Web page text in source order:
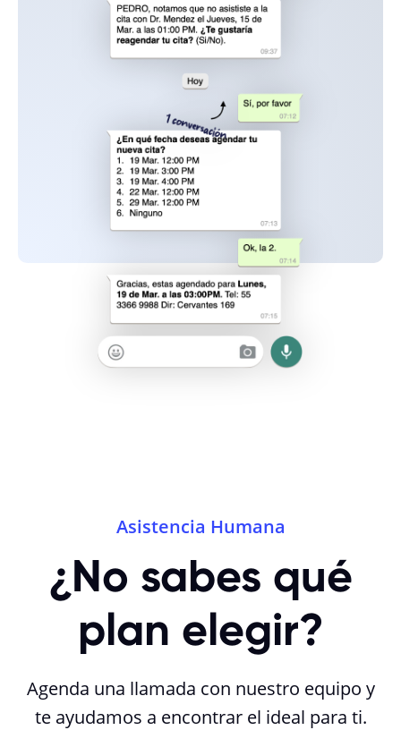
Asistencia Humana
¿No sabes qué
plan elegir?
Agenda una llamada con nuestro equipo y
te ayudamos a encontrar el ideal para ti.